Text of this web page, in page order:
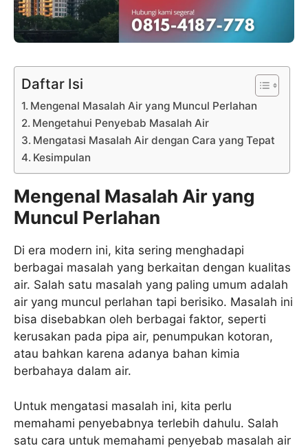
Daftar Isi
Mengenal Masalah Air yang Muncul Perlahan
Mengetahui Penyebab Masalah Air
Mengatasi Masalah Air dengan Cara yang Tepat
Kesimpulan
Mengenal Masalah Air yang
Muncul Perlahan
Di era modern ini, kita sering menghadapi
berbagai masalah yang berkaitan dengan kualitas
air. Salah satu masalah yang paling umum adalah
air yang muncul perlahan tapi berisiko. Masalah ini
bisa disebabkan oleh berbagai faktor, seperti
kerusakan pada pipa air, penumpukan kotoran,
atau bahkan karena adanya bahan kimia
berbahaya dalam air.
Untuk mengatasi masalah ini, kita perlu
memahami penyebabnya terlebih dahulu. Salah
satu cara untuk memahami penyebab masalah air